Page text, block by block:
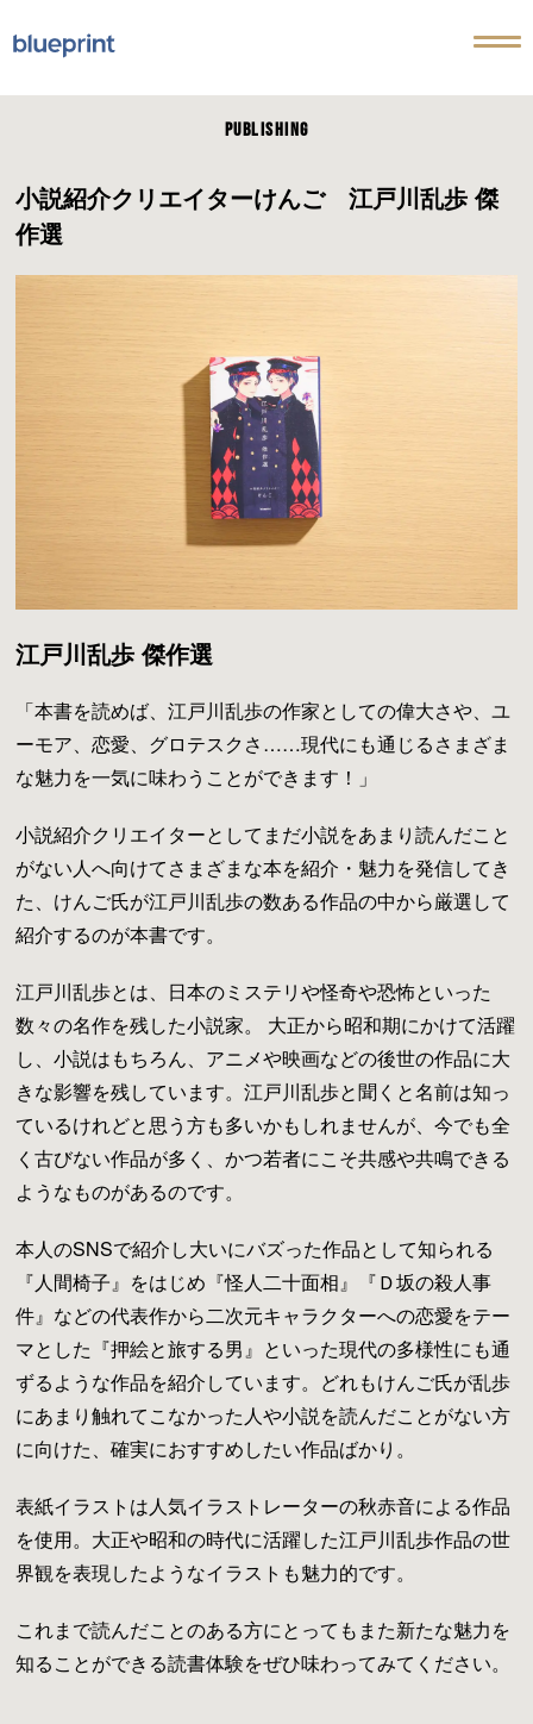
PUBLISHING
小説紹介クリエイターけんご 江戸川乱歩 傑
作選
江戸川乱歩 傑作選
「本書を読めば、江戸川乱歩の作家としての偉大さや、ユ
ーモア、恋愛、グロテスクさ……現代にも通じるさまざま
な魅力を一気に味わうことができます！」
小説紹介クリエイターとしてまだ小説をあまり読んだこと
がない人へ向けてさまざまな本を紹介・魅力を発信してき
た、けんご氏が江戸川乱歩の数ある作品の中から厳選して
紹介するのが本書です。
江戸川乱歩とは、日本のミステリや怪奇や恐怖といった
数々の名作を残した小説家。 大正から昭和期にかけて活躍
し、小説はもちろん、アニメや映画などの後世の作品に大
きな影響を残しています。江戸川乱歩と聞くと名前は知っ
ているけれどと思う方も多いかもしれませんが、今でも全
く古びない作品が多く、かつ若者にこそ共感や共鳴できる
ようなものがあるのです。
本人のSNSで紹介し大いにバズった作品として知られる
『人間椅子』をはじめ『怪人二十面相』『Ｄ坂の殺人事
件』などの代表作から二次元キャラクターへの恋愛をテー
マとした『押絵と旅する男』といった現代の多様性にも通
ずるような作品を紹介しています。どれもけんご氏が乱歩
にあまり触れてこなかった人や小説を読んだことがない方
に向けた、確実におすすめしたい作品ばかり。
表紙イラストは人気イラストレーターの秋赤音による作品
を使用。大正や昭和の時代に活躍した江戸川乱歩作品の世
界観を表現したようなイラストも魅力的です。
これまで読んだことのある方にとってもまた新たな魅力を
知ることができる読書体験をぜひ味わってみてください。